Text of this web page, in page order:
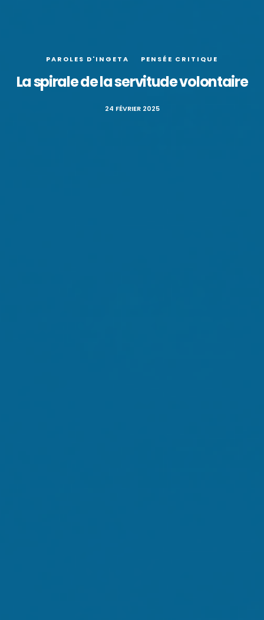
PAROLES D'INGETA PENSÉE CRITIQUE
La spirale de la servitude volontaire
24 FÉVRIER 2025